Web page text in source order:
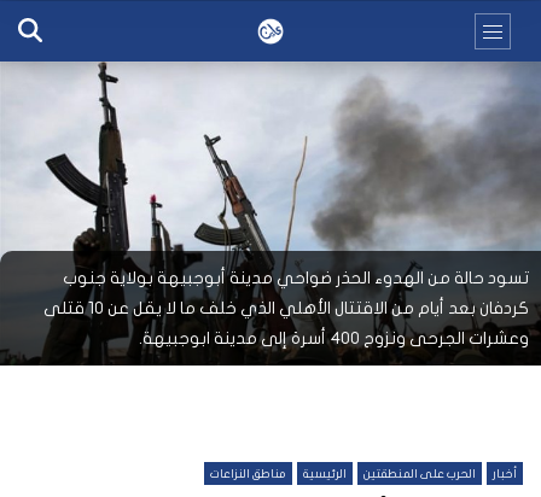
تسود حالة من الهدوء الحذر ضواحي مدينة أبوجبيهة بولاية جنوب
كردفان بعد أيام من الاقتتال الأهلي الذي خلف ما لا يقل عن 10 قتلى
وعشرات الجرحى ونزوح 400 أسرة إلى مدينة ابوجبيهة.
أخبار الحرب على المنطقتين الرئيسية مناطق النزاعات